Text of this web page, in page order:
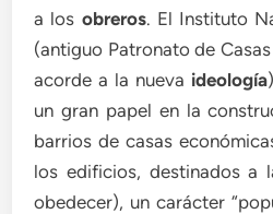
a los obreros. El Instituto
(antiguo Patronato de
acorde a la nueva ideología
un gran papel en la
barrios de casas
los edificios, destinados a
obedecer), un carácter